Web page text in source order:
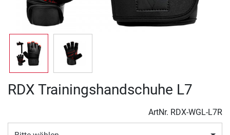
RDX Trainingshandschuhe L7
ArtNr. RDX-WGL-L7R